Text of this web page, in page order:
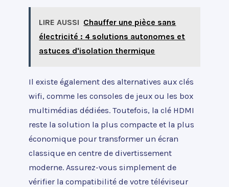
LIRE AUSSI Chauffer une pièce sans
électricité : 4 solutions autonomes et
astuces d'isolation thermique
Il existe également des alternatives aux clés
wifi, comme les consoles de jeux ou les box
multimédias dédiées. Toutefois, la clé HDMI
reste la solution la plus compacte et la plus
économique pour transformer un écran
classique en centre de divertissement
moderne. Assurez-vous simplement de
vérifier la compatibilité de votre téléviseur